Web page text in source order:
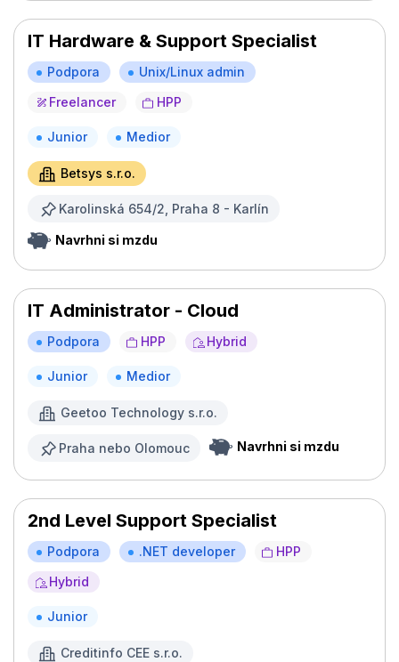
IT Hardware & Support Specialist
Podpora
Unix/Linux admin
Freelancer
HPP
Junior Medior
Betsys s.r.o.
Karolinská 654/2, Praha 8 - Karlín
Navrhni si mzdu
IT Administrator - Cloud
Podpora HPP Hybrid
Junior Medior
Geetoo Technology s.r.o.
Praha nebo Olomouc Navrhni si mzdu
2nd Level Support Specialist
Podpora .NET developer
HPP
Hybrid
Junior
Creditinfo CEE s.r.o.